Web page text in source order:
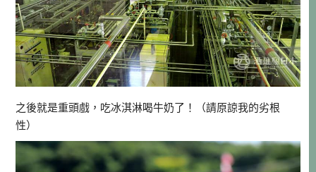
之後就是重頭戲，吃冰淇淋喝牛奶了！（請原諒我的劣根
性）